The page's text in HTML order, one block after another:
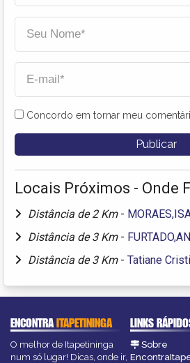
Concordo em tornar meu
Locais Próximos - Onde
Distância de 2 Km -
Distância de 3 Km -
Distância de 3 Km - Tatiane
ENCONTRAITAPETININGA
O melhor de Itapetininga
num só lugar! Dicas, onde ir,
LINKS
Sobre